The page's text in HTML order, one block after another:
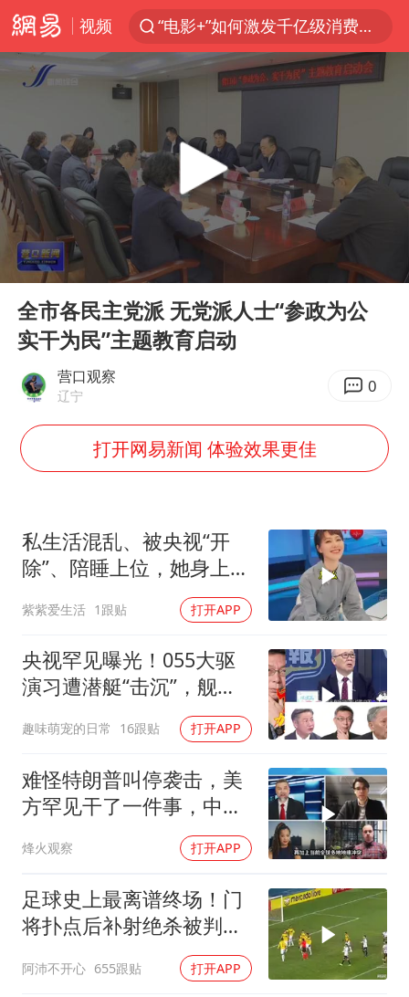
视频
“电影+”如何激发千亿级消费新活力？
全球首个长时储能一体化产业园量产
台风白海豚加强
四川宜宾高县4.9级地震致1死
出口禁令驱动有色板块大涨
秋天的第一杯奶茶到底有多火
38岁演员求职万岁山NPC成功
胡彦斌获《歌手2026》歌王
胡彦斌韩磊 谁帮谁
“今天得有40℃了吧 为啥还不预警”
夯实基础开新局
Play
00:00 00:47
全市各民主党派 无党派人士“参政为公
实干为民”主题教育启动
营口观察
辽宁 0
打开网易新闻 体验效果更佳
私生活混乱、被央视“开
除”、陪睡上位，她身上哪
紫紫爱生活 1跟贴 打开APP
央视罕见曝光！055大驱
演习遭潜艇“击沉”，舰长
直言：前出就是送死
趣味萌宠的日常 16跟贴 打开APP
难怪特朗普叫停袭击，美
方罕见干了一件事，中方
烽火观察 打开APP
足球史上最离谱终场！门
将扑点后补射绝杀被判无
阿沛不开心 655跟贴 打开APP